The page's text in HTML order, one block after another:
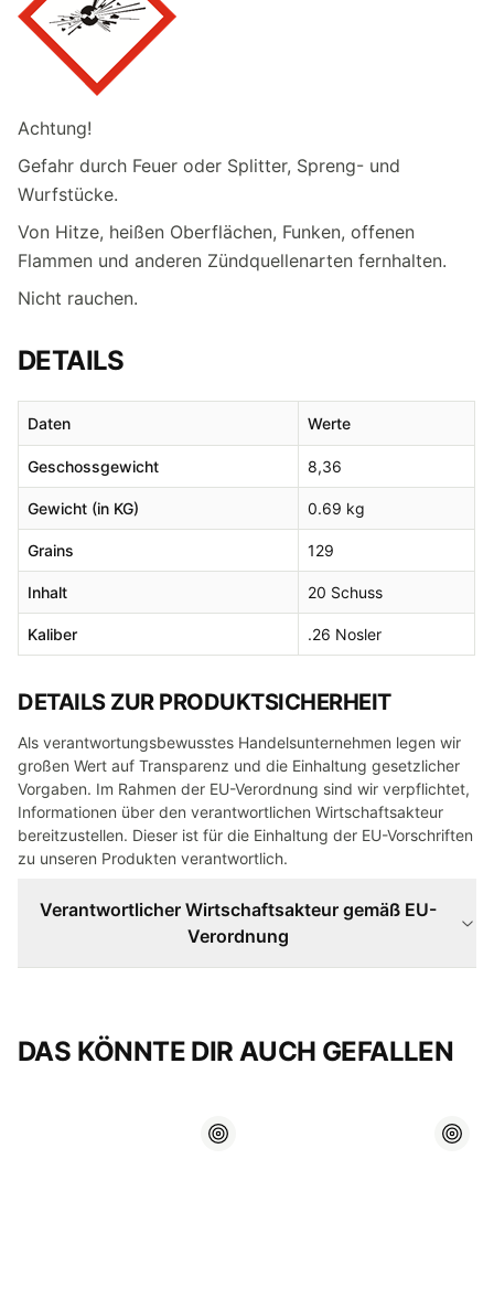
Achtung!
Gefahr durch Feuer oder Splitter, Spreng- und
Wurfstücke.
Von Hitze, heißen Oberflächen, Funken, offenen
Flammen und anderen Zündquellenarten fernhalten.
Nicht rauchen.
DETAILS
Daten Werte
Geschossgewicht 8,36
Gewicht (in KG) 0.69 kg
Grains 129
Inhalt 20 Schuss
Kaliber .26 Nosler
DETAILS ZUR PRODUKTSICHERHEIT
Als verantwortungsbewusstes Handelsunternehmen legen wir
großen Wert auf Transparenz und die Einhaltung gesetzlicher
Vorgaben. Im Rahmen der EU-Verordnung sind wir verpflichtet,
Informationen über den verantwortlichen Wirtschaftsakteur
bereitzustellen. Dieser ist für die Einhaltung der EU-Vorschriften
zu unseren Produkten verantwortlich.
Verantwortlicher Wirtschaftsakteur gemäß EU-
Verordnung
DAS KÖNNTE DIR AUCH GEFALLEN